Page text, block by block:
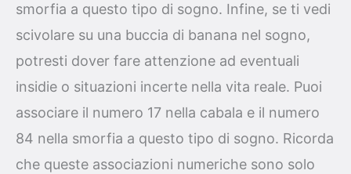
smorfia a questo tipo di sogno. Infine, se ti vedi
scivolare su una buccia di banana nel sogno,
potresti dover fare attenzione ad eventuali
insidie o situazioni incerte nella vita reale. Puoi
associare il numero 17 nella cabala e il numero
84 nella smorfia a questo tipo di sogno. Ricorda
che queste associazioni numeriche sono solo